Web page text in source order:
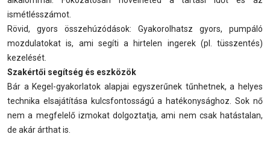
ismétlésszámot.
Rövid, gyors összehúzódások: Gyakorolhatsz gyors, pumpáló
mozdulatokat is, ami segíti a hirtelen ingerek (pl. tüsszentés)
kezelését.
Szakértői segítség és eszközök
Bár a Kegel-gyakorlatok alapjai egyszerűnek tűnhetnek, a helyes
technika elsajátítása kulcsfontosságú a hatékonysághoz. Sok nő
nem a megfelelő izmokat dolgoztatja, ami nem csak hatástalan,
de akár árthat is.